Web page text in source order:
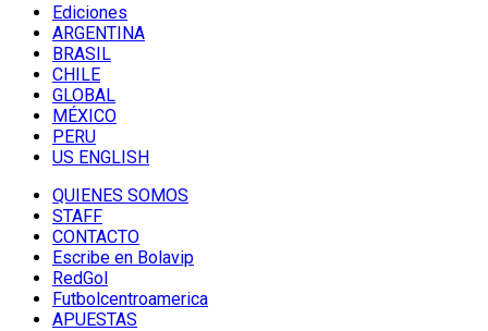
Ediciones
ARGENTINA
BRASIL
CHILE
GLOBAL
MÉXICO
PERU
US ENGLISH
QUIENES SOMOS
STAFF
CONTACTO
Escribe en Bolavip
RedGol
Futbolcentroamerica
APUESTAS